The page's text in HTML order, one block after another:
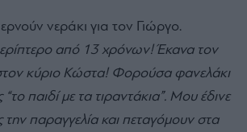
νεράκι για τον Γιώργο.
από 13 χρόνων! Έκανα τον
κύριο Κώστα! Φορούσα φανελάκι
παιδί με τα τιραντάκια”. Μου έδινε
παραγγελία και πεταγόμουν στα